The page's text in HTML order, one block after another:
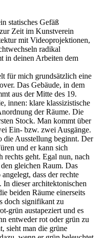
statisches Gefäß
Zeit im Kunstverein
mit Videoprojektionen,
radikal
in deinen Arbeiten dem
für mich grundsätzlich eine
Das Gebäude, in dem
aus der Mitte des 19.
innen: klare klassizistische
der Räume. Die
Stock. Man kommt über
Ein- bzw. zwei Ausgänge.
die Ausstellung beginnt. Der
und er kann sich
rechts geht. Egal nun, nach
gleichen Raum. Das
dass der rechte
dieser architektonischen
beiden Räume einerseits
doch signifikant zu
grün austapeziert und es
entweder rot oder grün zu
sieht man die grüne